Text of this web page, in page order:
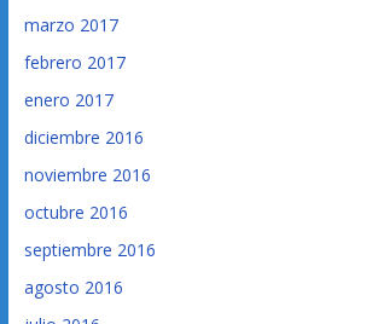
marzo 2017
febrero 2017
enero 2017
diciembre 2016
noviembre 2016
octubre 2016
septiembre 2016
agosto 2016